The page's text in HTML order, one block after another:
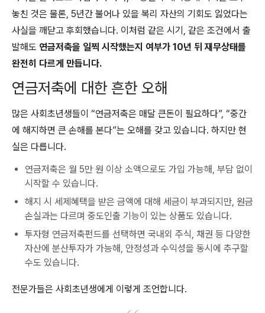
놓친 것은 물론, 5년간 불어나 있을 복리 자산의 기회도 잃었다는
사실을 깨닫고 후회했습니다. 이처럼 같은 시기, 같은 조건에서 출
발해도 연금저축을 일찍 시작했는지 여부가 10년 뒤 재무상태를
완전히 다르게 만듭니다.
연금저축에 대한 흔한 오해
많은 사회초년생들이 “연금저축은 매달 큰돈이 필요하다”, “중간
에 해지하면 큰 손해를 본다”는 오해를 갖고 있습니다. 하지만 현
실은 다릅니다.
연금저축은 월 5만 원 이상 소액으로도 가입 가능해, 부담 없이
시작할 수 있습니다.
해지 시 세제혜택을 받은 금액에 대해 세금이 부과되지만, 원금
손실과는 다르며 중도인출 기능이 있는 상품도 있습니다.
투자형 연금저축펀드를 선택하면 국내외 주식, 채권 등 다양한
자산에 분산투자가 가능해, 안정성과 수익성을 동시에 추구할
수도 있습니다.
전문가들은 사회초년생에게 이렇게 조언합니다.